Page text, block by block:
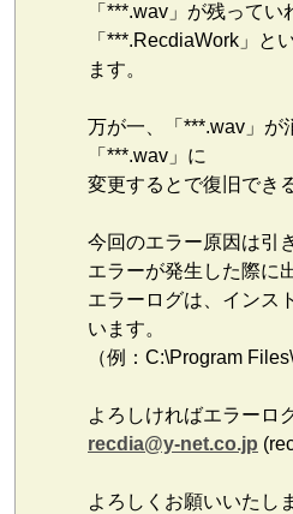
「***.wav」が残って
「***.RecdiaWork」と
ます。
万が一、「***.wav」が
「***.wav」に
変更するとで復旧でき
今回のエラー原因は引
エラーが発生した際に
エラーログは、インス
います。
（例：C:\Program
よろしければエラーロ
recdia@y-net.co.jp
よろしくお願いいたし